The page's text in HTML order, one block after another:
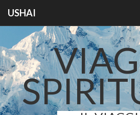
USHAI